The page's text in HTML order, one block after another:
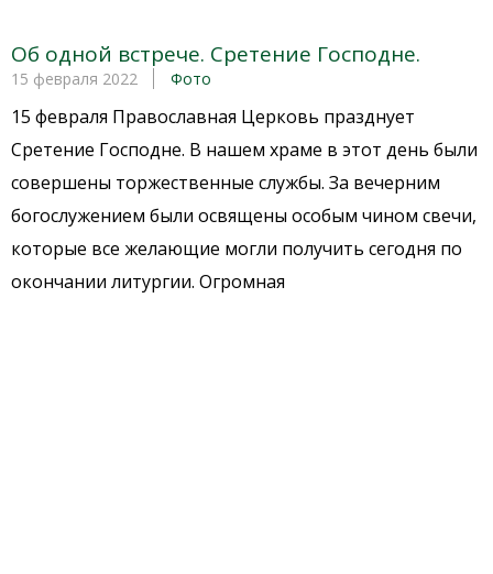
Об одной встрече. Сретение Господне.
15 февраля 2022 Фото
15 февраля Православная Церковь празднует
Сретение Господне. В нашем храме в этот день были
совершены торжественные службы. За вечерним
богослужением были освящены особым чином свечи,
которые все желающие могли получить сегодня по
окончании литургии. Огромная